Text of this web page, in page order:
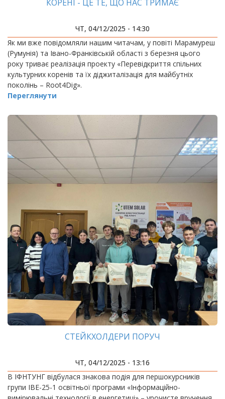
КОРЕНІ - ЦЕ ТЕ, ЩО НАС ТРИМАЄ
ЧТ, 04/12/2025 - 14:30
Як ми вже повідомляли нашим читачам, у повіті Марамуреш
(Румунія) та Івано-Франківській області з березня цього
року триває реалізація проекту «Перевідкриття спільних
культурних коренів та їх діджиталізація для майбутніх
поколінь – Root4Dig».
Переглянути
СТЕЙКХОЛДЕРИ ПОРУЧ
ЧТ, 04/12/2025 - 13:16
В ІФНТУНГ відбулася знакова подія для першокурсників
групи ІВЕ-25-1 освітньої програми «Інформаційно-